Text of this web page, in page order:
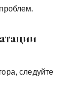
следуйте